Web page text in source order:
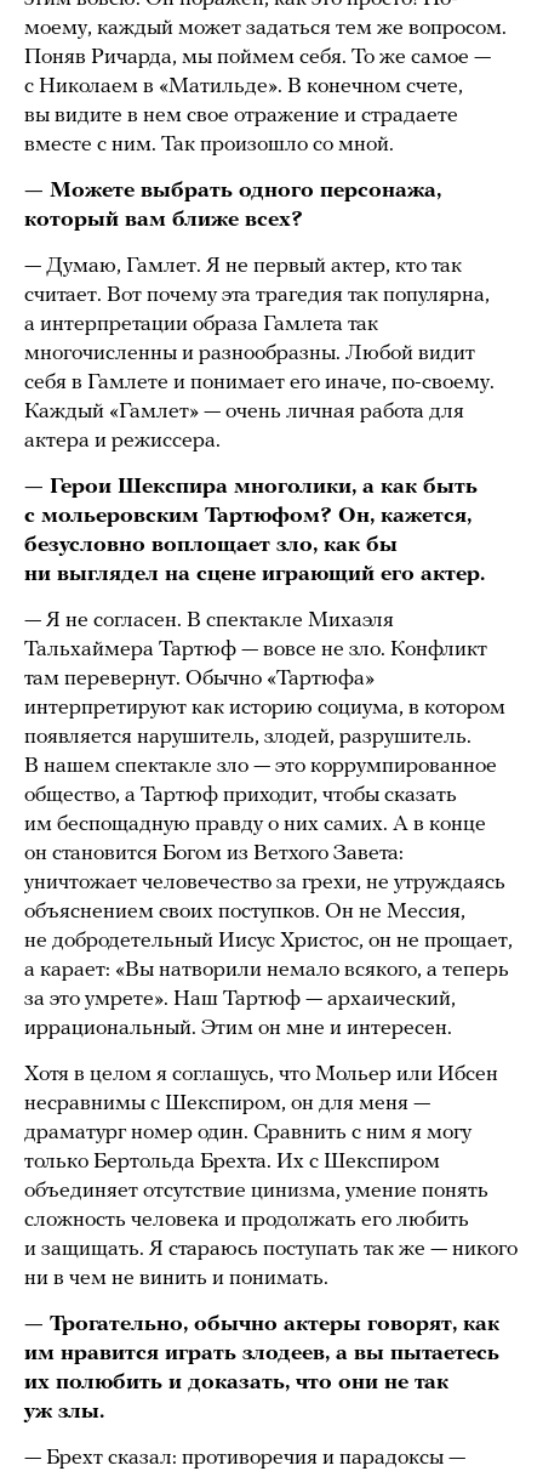
моему, каждый может задаться тем же вопросом.
Поняв Ричарда, мы поймем себя. То же самое —
с Николаем в «Матильде». В конечном счете,
вы видите в нем свое отражение и страдаете
вместе с ним. Так произошло со мной.
— Можете выбрать одного персонажа,
который вам ближе всех?
— Думаю, Гамлет. Я не первый актер, кто так
считает. Вот почему эта трагедия так популярна,
а интерпретации образа Гамлета так
многочисленны и разнообразны. Любой видит
себя в Гамлете и понимает его иначе, по-своему.
Каждый «Гамлет» — очень личная работа для
актера и режиссера.
— Герои Шекспира многолики, а как быть
с мольеровским Тартюфом? Он, кажется,
безусловно воплощает зло, как бы
ни выглядел на сцене играющий его актер.
— Я не согласен. В спектакле Михаэля
Тальхаймера Тартюф — вовсе не зло. Конфликт
там перевернут. Обычно «Тартюфа»
интерпретируют как историю социума, в котором
появляется нарушитель, злодей, разрушитель.
В нашем спектакле зло — это коррумпированное
общество, а Тартюф приходит, чтобы сказать
им беспощадную правду о них самих. А в конце
он становится Богом из Ветхого Завета:
уничтожает человечество за грехи, не утруждаясь
объяснением своих поступков. Он не Мессия,
не добродетельный Иисус Христос, он не прощает,
а карает: «Вы натворили немало всякого, а теперь
за это умрете». Наш Тартюф — архаический,
иррациональный. Этим он мне и интересен.
Хотя в целом я соглашусь, что Мольер или Ибсен
несравнимы с Шекспиром, он для меня —
драматург номер один. Сравнить с ним я могу
только Бертольда Брехта. Их с Шекспиром
объединяет отсутствие цинизма, умение понять
сложность человека и продолжать его любить
и защищать. Я стараюсь поступать так же — никого
ни в чем не винить и понимать.
— Трогательно, обычно актеры говорят, как
им нравится играть злодеев, а вы пытаетесь
их полюбить и доказать, что они не так
уж злы.
— Брехт сказал: противоречия и парадоксы —